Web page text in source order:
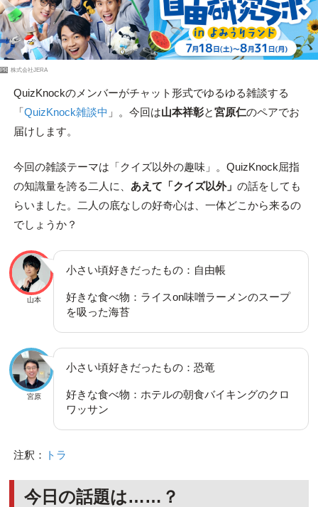
PR 株式会社JERA
QuizKnockのメンバーがチャット形式でゆるゆる雑談する
「QuizKnock雑談中 」。今回は山本祥彰と宮原仁のペアでお
届けします。
今回の雑談テーマは「クイズ以外の趣味」。QuizKnock屈指
の知識量を誇る二人に、 あえて「クイズ以外」 の話をしても
らいました。二人の底なしの好奇心は、一体どこから来るの
でしょうか？
山本
小さい頃好きだったもの：自由帳
好きな食べ物：ライスon味噌ラーメンのスープ
を吸った海苔
宮原
小さい頃好きだったもの：恐竜
好きな食べ物：ホテルの朝食バイキングのクロ
ワッサン
注釈： トラ
今日の話題は……？